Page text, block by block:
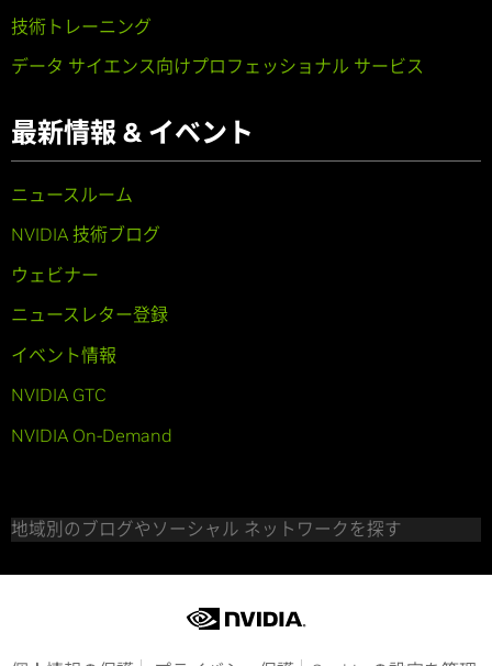
技術トレーニング
データ サイエンス向けプロフェッショナル サービス
最新情報 & イベント
ニュースルーム
NVIDIA 技術ブログ
ウェビナー
ニュースレター登録
イベント情報
NVIDIA GTC
NVIDIA On-Demand
地域別のブログやソーシャル ネットワークを探す